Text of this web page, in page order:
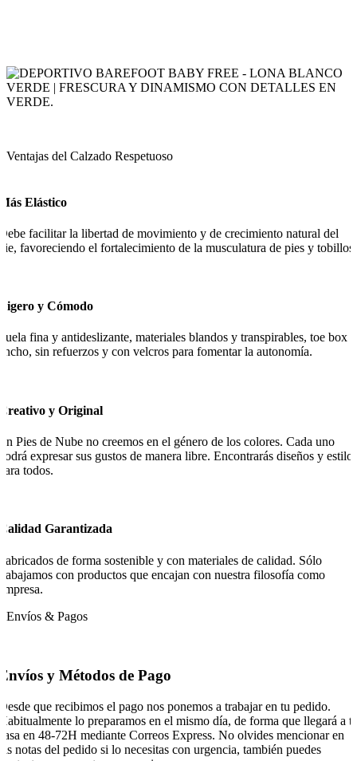
Ventajas del Calzado Respetuoso
Elástico
facilitar la libertad de movimiento y de crecimiento natural del
favoreciendo el fortalecimiento de la musculatura de pies y tobillos.
y Cómodo
fina y antideslizante, materiales blandos y transpirables, toe box
sin refuerzos y con velcros para fomentar la autonomía.
y Original
Pies de Nube no creemos en el género de los colores. Cada uno
expresar sus gustos de manera libre. Encontrarás diseños y estilos
todos.
Garantizada
de forma sostenible y con materiales de calidad. Sólo
con productos que encajan con nuestra filosofía como
Envíos & Pagos
y Métodos de Pago
que recibimos el pago nos ponemos a trabajar en tu pedido.
lo preparamos en el mismo día, de forma que llegará a
en 48-72H mediante Correos Express. No olvides mencionar en
notas del pedido si lo necesitas con urgencia, también puedes